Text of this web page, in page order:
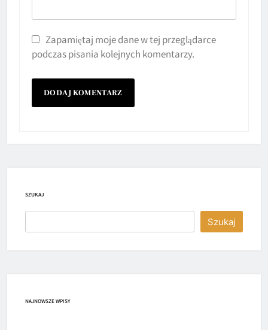
Zapamiętaj moje dane w tej przeglądarce
podczas pisania kolejnych komentarzy.
SZUKAJ
Szukaj
NAJNOWSZE WPISY